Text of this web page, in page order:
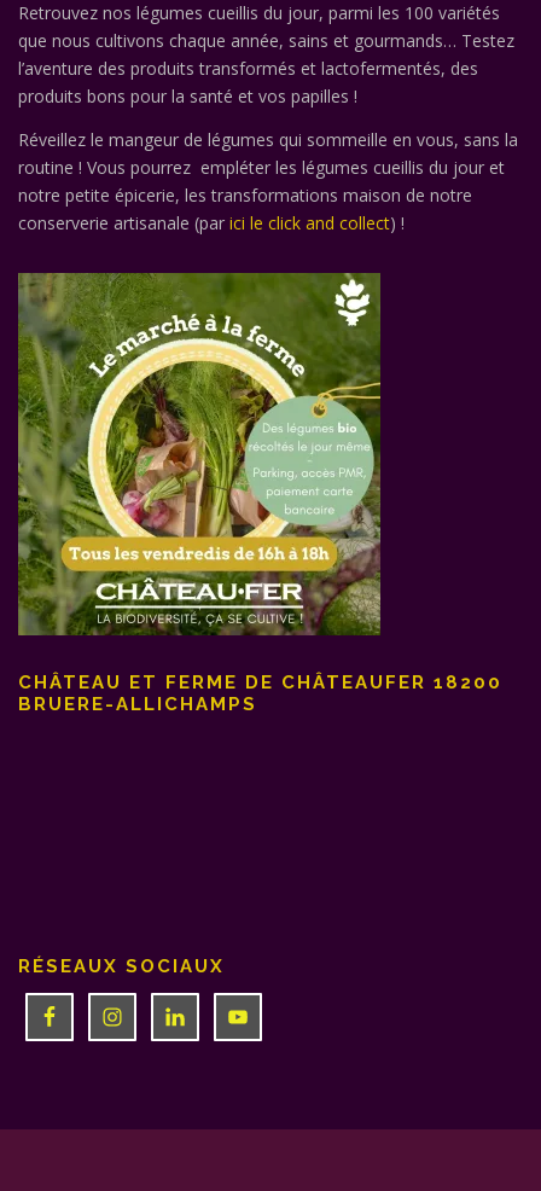
Retrouvez nos légumes cueillis du jour, parmi les 100 variétés
que nous cultivons chaque année, sains et gourmands… Testez
l’aventure des produits transformés et lactofermentés, des
produits bons pour la santé et vos papilles !
Réveillez le mangeur de légumes qui sommeille en vous, sans la
routine ! Vous pourrez empléter les légumes cueillis du jour et
notre petite épicerie, les transformations maison de notre
conserverie artisanale (par ici le click and collect) !
CHÂTEAU ET FERME DE CHÂTEAUFER 18200
BRUERE-ALLICHAMPS
RÉSEAUX SOCIAUX